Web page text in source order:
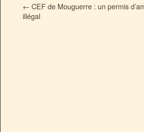
← CEF de Mouguerre : un permis
illégal